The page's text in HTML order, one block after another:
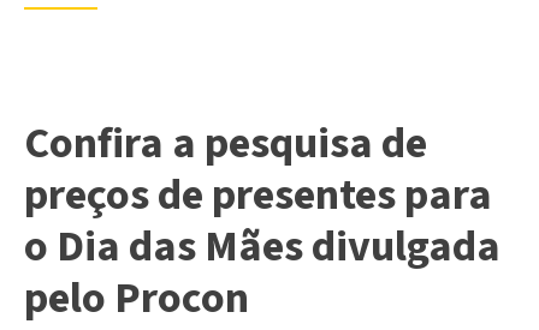
Confira a pesquisa de
preços de presentes para
o Dia das Mães divulgada
pelo Procon